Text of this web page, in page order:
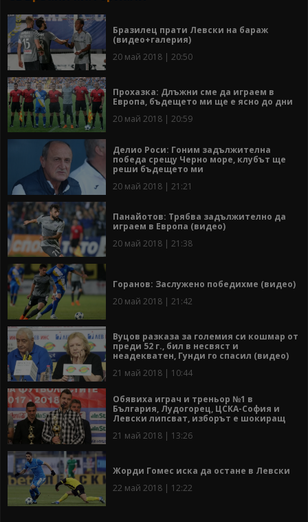
Бразилец прати Левски на бараж
(видео+галерия)
20 май 2018 | 20:50
Прохазка: Длъжни сме да играем в
Европа, бъдещето ми ще е ясно до дни
20 май 2018 | 20:59
Делио Роси: Гоним задължителна
победа срещу Черно море, клубът ще
реши бъдещето ми
20 май 2018 | 21:21
Панайотов: Трябва задължително да
играем в Европа (видео)
20 май 2018 | 21:38
Горанов: Заслужено победихме (видео)
20 май 2018 | 21:42
Вуцов разказа за големия си кошмар от
преди 52 г., бил в несвяст и
неадекватен, Гунди го спасил (видео)
21 май 2018 | 10:44
Обявиха играч и треньор №1 в
България, Лудогорец, ЦСКА-София и
Левски липсват, изборът е шокиращ
21 май 2018 | 13:26
Жорди Гомес иска да остане в Левски
22 май 2018 | 12:22